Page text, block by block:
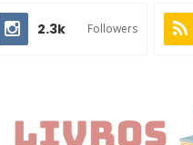
2.3k Followers